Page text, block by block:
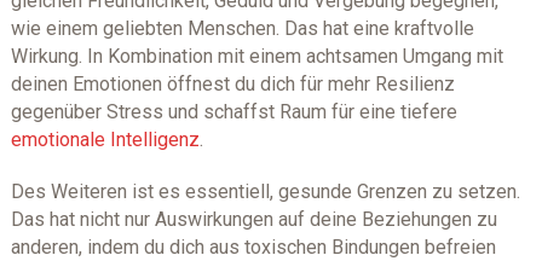
wie einem geliebten Menschen. Das hat eine kraftvolle
Wirkung. In Kombination mit einem achtsamen Umgang mit
deinen Emotionen öffnest du dich für mehr Resilienz
gegenüber Stress und schaffst Raum für eine tiefere
emotionale Intelligenz.
Des Weiteren ist es essentiell, gesunde Grenzen zu setzen.
Das hat nicht nur Auswirkungen auf deine Beziehungen zu
anderen, indem du dich aus toxischen Bindungen befreien